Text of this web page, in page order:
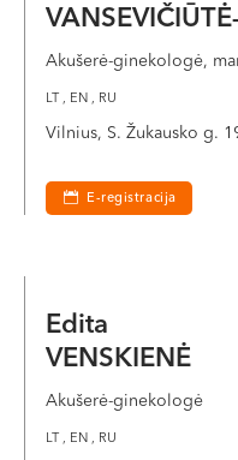
Akušerė-ginekologė,
LT , EN , RU
Vilnius, S. Žukausko g.
E-registracija
Edita
VENSKIENĖ
Akušerė-ginekologė
LT , EN , RU